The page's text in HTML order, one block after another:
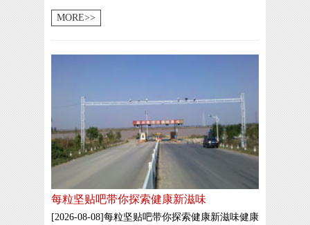
MORE>>
每粒坚贴吧带你探索健康新滋味
[2026-08-08]每粒坚贴吧带你探索健康新滋味健康